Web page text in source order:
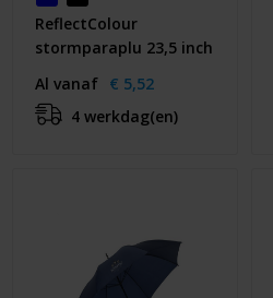
ReflectColour
stormparaplu 23,5 inch
Al vanaf € 5,52
4 werkdag(en)